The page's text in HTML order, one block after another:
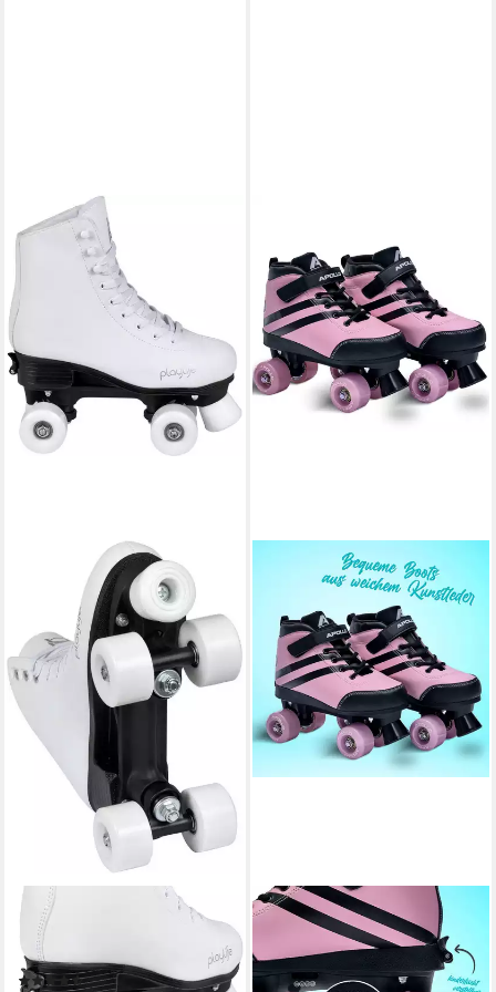
PLAYLIFE
Rollschuhe Classic White
adjustable
(15)
APOLLO
Rollschuhe Verstellbare Soft
Boot Rollschuhe Kinder und
Jugendliche,